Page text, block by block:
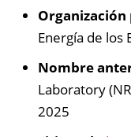
Energía de los
Nombre
Laboratory
2025